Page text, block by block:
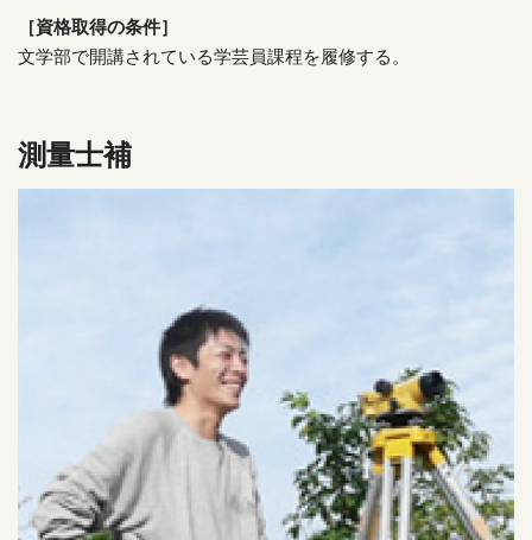
［資格取得の条件］
文学部で開講されている学芸員課程を履修する。
測量士補